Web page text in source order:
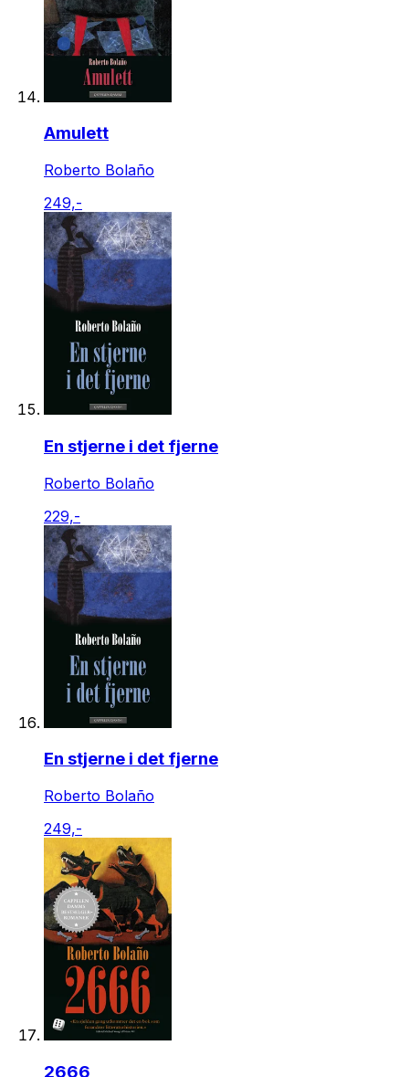
Amulett
Roberto Bolaño
249,-
En stjerne i det fjerne
Roberto Bolaño
229,-
En stjerne i det fjerne
Roberto Bolaño
249,-
2666